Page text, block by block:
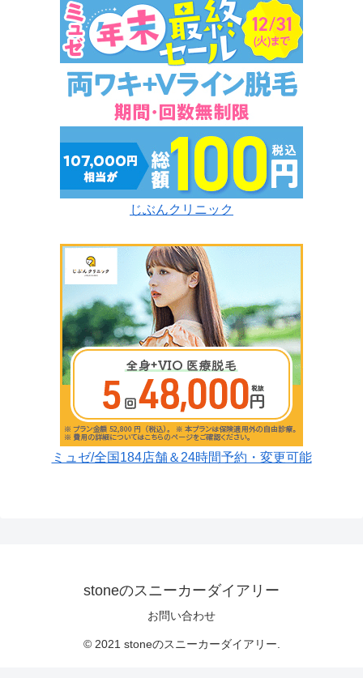
じぶんクリニック
ミュゼ/全国184店舗＆24時間予約・変更可能
stoneのスニーカーダイアリー
お問い合わせ
© 2021 stoneのスニーカーダイアリー.